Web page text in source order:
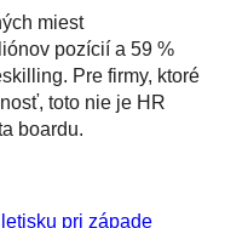
miest
pozícií a 59 %
Pre firmy, ktoré
toto nie je HR
boardu.